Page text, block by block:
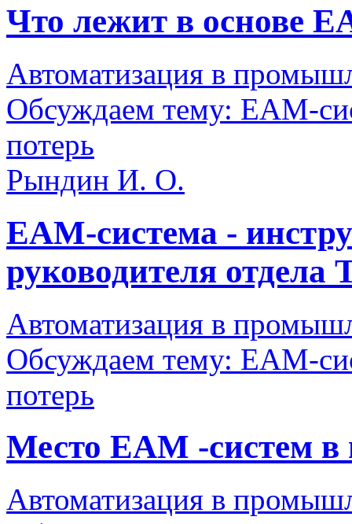
Что лежит в основе
Автоматизация в
Обсуждаем тему: EAM-
потерь
Рындин И. О.
EAM-система -
руководителя отдела
Автоматизация в
Обсуждаем тему: EAM-
потерь
Место EAM -систем
Автоматизация в